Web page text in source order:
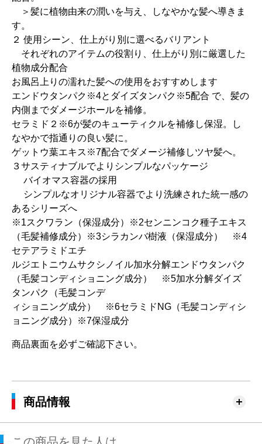
＞髪に植物由来の潤いを与え、しなやかな髪へ導きま
す。
２ 使用シーン、仕上がり別に選べるバリアント
それぞれのアイテムの役割り、仕上がり別に厳選した
植物成分配合
お風呂上りの濡れた髪への使用をおすすめします
エンドウタンパク※4とダイズタンパク※5配合 で、髪の
内側までダメージホールを補修。
セラミド２※6が髪のキューティクルを補修し保湿。し
なやかで指通りの良い髪に。
ゲットウ葉エキス※7配合でダメージ補修しツヤ髪へ。
３サスティナブルでよりシンプルなパッケージ
バイオマス容器の採用
シンプルなオリジナル容器でより洗練された統一感の
あるシリーズへ
※1スクワラン（保湿成分）※2センニンコク種子エキス
（毛髪補修成分）※3シラカンバ樹液（保湿成分） ※4
セテアラミドエチ
ルジエトニウムサクシノイル加水分解エンドウタンパク
（毛髪コンディショニング成分） ※5加水分解ダイズ
タンパク（毛髪コンデ
ィショニング成分） ※6セラミドNG（毛髪コンディシ
ョニング成分）※7保湿成分
商品裏面を必ずご確認下さい。
商品情報